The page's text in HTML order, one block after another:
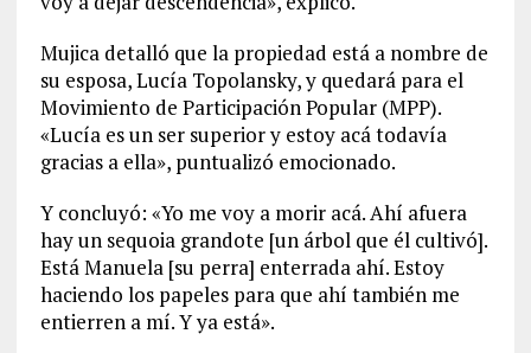
Mujica detalló que la propiedad está a nombre de
su esposa, Lucía Topolansky, y quedará para el
Movimiento de Participación Popular (MPP).
«Lucía es un ser superior y estoy acá todavía
gracias a ella», puntualizó emocionado.
Y concluyó: «Yo me voy a morir acá. Ahí afuera
hay un sequoia grandote [un árbol que él cultivó].
Está Manuela [su perra] enterrada ahí. Estoy
haciendo los papeles para que ahí también me
entierren a mí. Y ya está».